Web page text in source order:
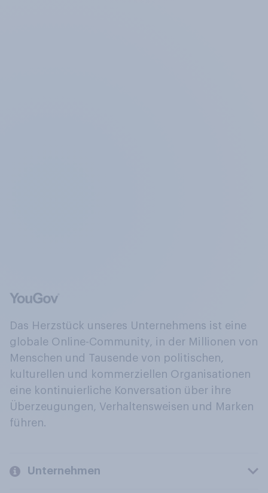
Das Herzstück unseres Unternehmens ist eine
globale Online-Community, in der Millionen von
Menschen und Tausende von politischen,
kulturellen und kommerziellen Organisationen
eine kontinuierliche Konversation über ihre
Überzeugungen, Verhaltensweisen und Marken
führen.
Unternehmen